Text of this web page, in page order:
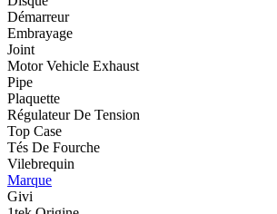
Démarreur
Embrayage
Joint
Motor Vehicle Exhaust
Pipe
Plaquette
Régulateur De Tension
Top Case
Tés De Fourche
Vilebrequin
Marque
Givi